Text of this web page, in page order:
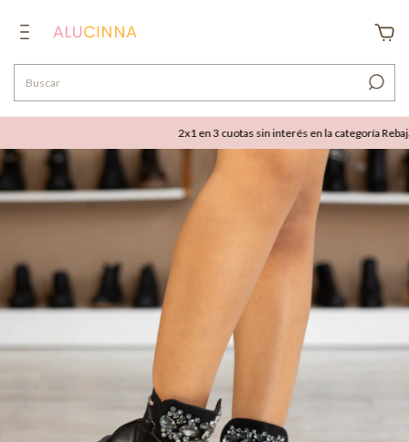
2x1 en 3 cuotas sin interés en la categoría Rebajas